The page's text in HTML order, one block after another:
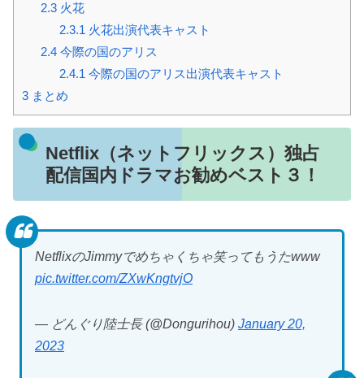
2.3火花
2.3.1 火花出演代表キャスト
2.4今際の国のアリス
2.4.1 今際の国のアリス出演代表キャスト
3 まとめ
Netflix（ネットフリックス）独占
配信国内ドラマお勧めベスト３！
NetflixのJimmyでめちゃくちゃ笑ってもうたwww
pic.twitter.com/ZXwKngtvjO
— どんぐり陸士長 (@Dongurihou) January 20,
2023